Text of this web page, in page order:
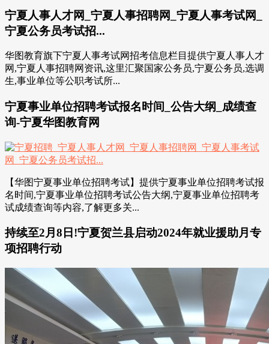
宁夏人事人才网_宁夏人事招聘网_宁夏人事考试网_
宁夏公务员考试招...
华图教育旗下宁夏人事考试网招考信息栏目提供宁夏人事人才
网,宁夏人事招聘网资讯,这里汇聚国家公务员,宁夏公务员,选调
生,事业单位等公职考试所...
宁夏事业单位招聘考试报名时间_公告大纲_成绩查
询-宁夏华图教育网
【华图宁夏事业单位招聘考试】提供宁夏事业单位招聘考试报
名时间,宁夏事业单位招聘考试公告大纲,宁夏事业单位招聘考
试成绩查询等内容,了解更多关...
持续至2月8日!宁夏贺兰县启动2024年就业援助月专
项招聘行动